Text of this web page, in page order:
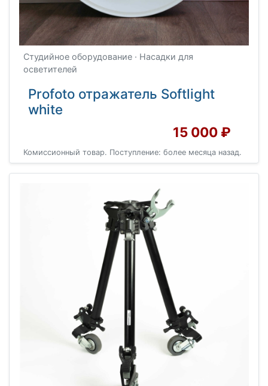
Студийное оборудование · Насадки для
осветителей
Profoto отражатель Softlight
white
15 000 ₽
Комиссионный товар. Поступление: более месяца назад.